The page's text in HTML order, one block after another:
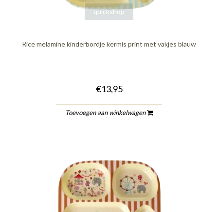
quickshop
Rice melamine kinderbordje kermis print met vakjes blauw
€13,95
Toevoegen aan winkelwagen